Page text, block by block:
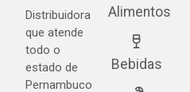
Distribuidora
que atende
todo o
estado de
Pernambuco
Alimentos
Bebidas